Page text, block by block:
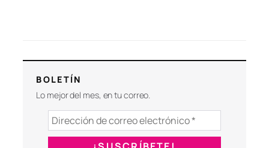
BOLETÍN
Lo mejor del mes, en tu correo.